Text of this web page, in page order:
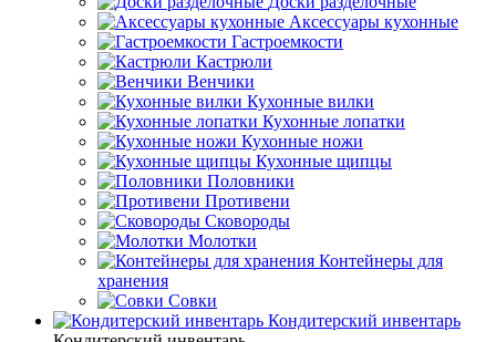
Аксессуары кухонные
Гастроемкости
Кастрюли
Венчики
Кухонные вилки
Кухонные лопатки
Кухонные ножи
Кухонные щипцы
Половники
Противени
Сковороды
Молотки
Контейнеры для
хранения
Совки
Кондитерский инвентарь